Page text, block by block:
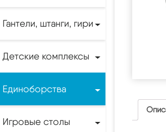
Гантели, штанги, гири
Детские комплексы
Единоборства
Игровые столы